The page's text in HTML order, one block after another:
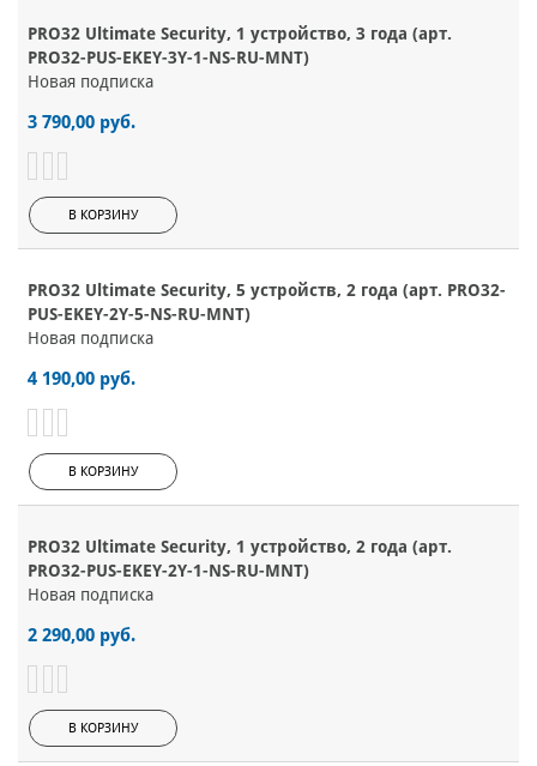
PRO32 Ultimate Security, 1 устройство, 3 года (арт.
PRO32-PUS-EKEY-3Y-1-NS-RU-MNT)
Новая подписка
3 790,00 руб.
В КОРЗИНУ
PRO32 Ultimate Security, 5 устройств, 2 года (арт. PRO32-
PUS-EKEY-2Y-5-NS-RU-MNT)
Новая подписка
4 190,00 руб.
В КОРЗИНУ
PRO32 Ultimate Security, 1 устройство, 2 года (арт.
PRO32-PUS-EKEY-2Y-1-NS-RU-MNT)
Новая подписка
2 290,00 руб.
В КОРЗИНУ